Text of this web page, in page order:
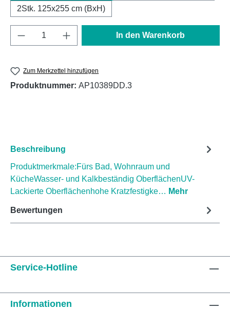
2Stk. 125x255 cm (BxH)
Produkt Anzahl: Gib den gewünschten
In den Warenkorb
Zum Merkzettel hinzufügen
Produktnummer: AP10389DD.3
Beschreibung
Produktmerkmale:Fürs Bad, Wohnraum und
KücheWasser- und Kalkbeständig OberflächenUV-
Lackierte Oberflächenhohe Kratzfestigke… Mehr
Bewertungen
Service-Hotline
Informationen